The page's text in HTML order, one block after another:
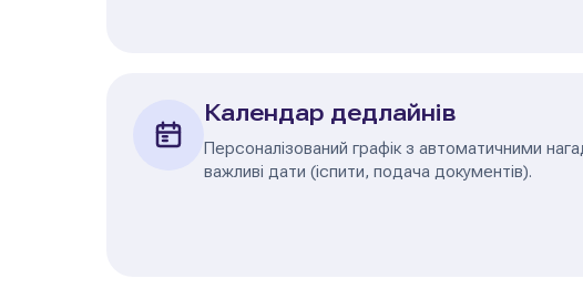
Календар дедлайнів
Персоналізований графік з автоматичними
важливі дати (іспити, подача документів).